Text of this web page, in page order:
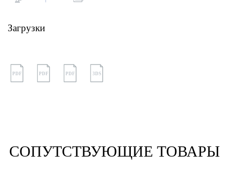
Загрузки
PDF PDF PDF 3DS
СОПУТСТВУЮЩИЕ ТОВАРЫ